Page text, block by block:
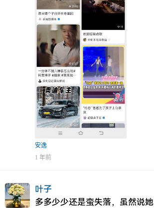
但是他至少爱你从不假过，爱
任何人，
希望你能给这段经历不要打上太
我怕我的存在最终给你带来的只
我若知道，该多伤心呀。
当然现在的我谈这些，也只是
罢了，
望你找到你想要的幸福和生活。
安逸
1 年前
叶子
多多少少还是蛮失落，虽然说